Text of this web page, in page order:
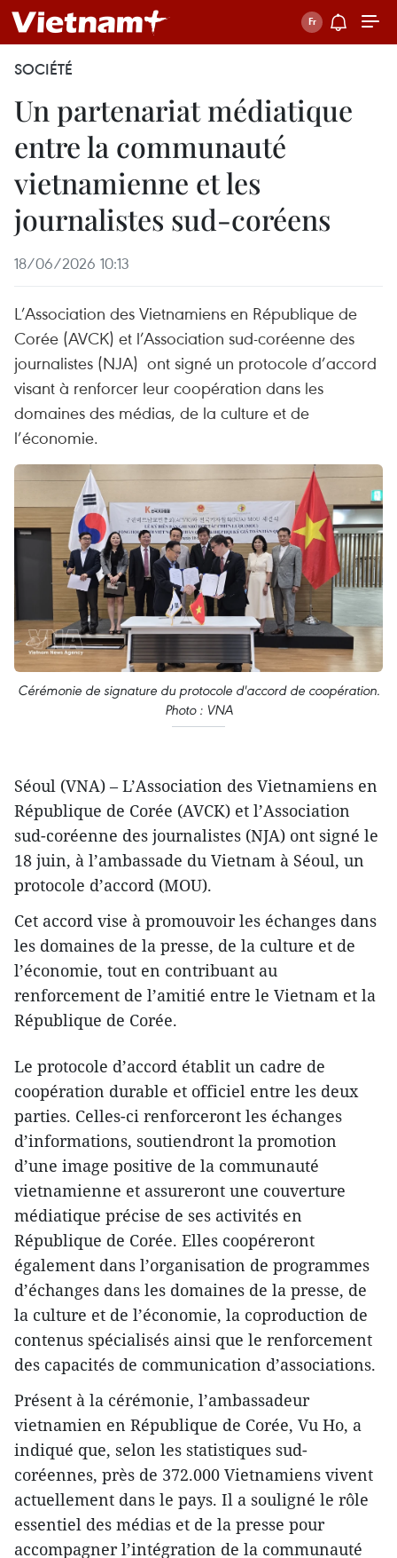
SOCIÉTÉ
Un partenariat médiatique
entre la communauté
vietnamienne et les
journalistes sud-coréens
18/06/2026 10:13
L’Association des Vietnamiens en République de
Corée (AVCK) et l’Association sud-coréenne des
journalistes (NJA) ont signé un protocole d’accord
visant à renforcer leur coopération dans les
domaines des médias, de la culture et de
l’économie.
Cérémonie de signature du protocole d'accord de coopération.
Photo : VNA
Séoul (VNA) – L’Association des Vietnamiens en
République de Corée (AVCK) et l’Association
sud-coréenne des journalistes (NJA) ont signé le
18 juin, à l’ambassade du Vietnam à Séoul, un
protocole d’accord (MOU).
Cet accord vise à promouvoir les échanges dans
les domaines de la presse, de la culture et de
l’économie, tout en contribuant au
renforcement de l’amitié entre le Vietnam et la
République de Corée.
Le protocole d’accord établit un cadre de
coopération durable et officiel entre les deux
parties. Celles-ci renforceront les échanges
d’informations, soutiendront la promotion
d’une image positive de la communauté
vietnamienne et assureront une couverture
médiatique précise de ses activités en
République de Corée. Elles coopéreront
également dans l’organisation de programmes
d’échanges dans les domaines de la presse, de
la culture et de l’économie, la coproduction de
contenus spécialisés ainsi que le renforcement
des capacités de communication d’associations.
Présent à la cérémonie, l’ambassadeur
vietnamien en République de Corée, Vu Ho, a
indiqué que, selon les statistiques sud-
coréennes, près de 372.000 Vietnamiens vivent
actuellement dans le pays. Il a souligné le rôle
essentiel des médias et de la presse pour
accompagner l’intégration de la communauté